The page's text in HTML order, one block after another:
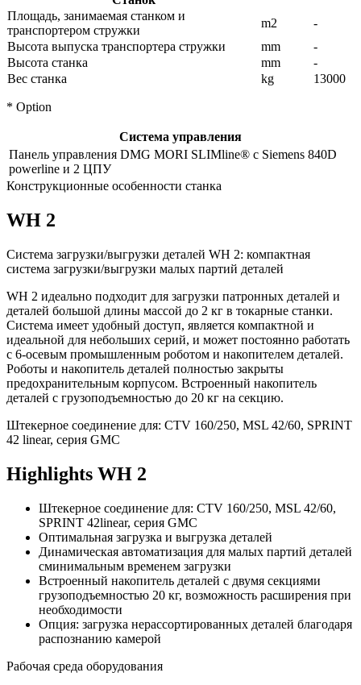
Площадь, занимаемая станком и
транспортером стружки
m2
-
Высота выпуска транспортера стружки
mm
-
Высота станка
mm
-
Вес станка
kg 13000
* Option
Система управления
Панель управления DMG MORI SLIMline® с Siemens 840D
powerline и 2 ЦПУ
Конструкционные особенности станка
WH 2
Система загрузки/выгрузки деталей WH 2: компактная
система загрузки/выгрузки малых партий деталей
WH 2 идеально подходит для загрузки патронных деталей и
деталей большой длины массой до 2 кг в токарные станки.
Система имеет удобный доступ, является компактной и
идеальной для небольших серий, и может постоянно работать
с 6-осевым промышленным роботом и накопителем деталей.
Роботы и накопитель деталей полностью закрыты
предохранительным корпусом. Встроенный накопитель
деталей с грузоподъемностью до 20 кг на секцию.
Штекерное соединение для: CTV 160/250, MSL 42/60, SPRINT
42 linear, серия GMC
Highlights WH 2
Штекерное соединение для: CTV 160/250, MSL 42/60,
SPRINT 42linear, серия GMC
Оптимальная загрузка и выгрузка деталей
Динамическая автоматизация для малых партий деталей
сминимальным временем загрузки
Встроенный накопитель деталей с двумя секциями
грузоподъемностью 20 кг, возможность расширения при
необходимости
Опция: загрузка нерассортированных деталей благодаря
распознанию камерой
Рабочая среда оборудования